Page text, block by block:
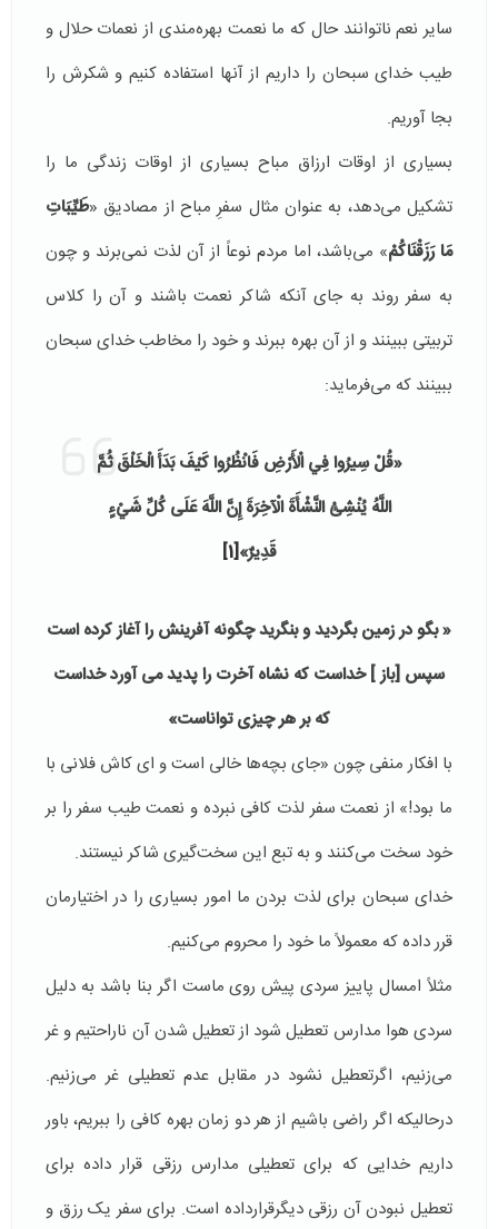
سایر نعم ناتوانند حال که ما نعمت بهره‌مندی از نعمات حلال و
طیب خدای سبحان را داریم از آنها استفاده کنیم و شکرش را
بجا آوریم.
بسیاری از اوقات ارزاق مباح بسیاری از اوقات زندگی ما را
تشکیل می‌دهد، به عنوان مثال سفرِ مباح از مصادیق «طَيِّبَاتِ
مَا رَزَقْنَاكُمْ» می‌باشد، اما مردم نوعاً از آن لذت نمی‌برند و چون
به سفر روند به جای آنکه شاکر نعمت باشند و آن را کلاس
تربیتی ببینند و از آن بهره ببرند و خود را مخاطب خدای سبحان
ببینند که می‌فرماید:
«قُلْ سِيرُوا فِي الْأَرْضِ فَانْظُرُوا كَيْفَ بَدَأَ الْخَلْقَ ثُمَّ
اللَّهُ يُنْشِئُ النَّشْأَةَ الْآخِرَةَ إِنَّ اللَّهَ عَلَى كُلِّ شَيْءٍ
قَدِيرٌ»
[1]
«بگو در زمين بگرديد و بنگريد چگونه آفرينش را آغاز كرده است‏
سپس [باز ] خداست كه نشاه آخرت را پديد مى ‏آورد خداست
كه بر هر چيزى تواناست»
با افکار منفی چون «جای بچه‌ها خالی است و ای کاش فلانی با
ما بود!» از نعمت سفر لذت کافی ‌نبرده و نعمت طیب سفر را بر
خود سخت می‌کنند و به تبع این سخت‌گیری شاکر نیستند.
خدای سبحان برای لذت بردن ما امور بسیاری را در اختیارمان
قرر داده که معمولاً ما خود را محروم می‌کنیم.
مثلاً امسال پاییز سردی پیش روی ماست اگر بنا باشد به دلیل
سردی هوا مدارس تعطیل شود از تعطیل شدن آن ناراحتیم و غر
می‌زنیم، اگرتعطیل نشود در مقابل عدم تعطیلی غر می‌زنیم.
درحالیکه اگر راضی باشیم از هر دو زمان بهره کافی را ‌ببریم، باور
داریم خدایی که برای تعطیلی مدارس رزقی قرار داده برای
تعطیل نبودن آن رزقی دیگرقرارداده است. برای سفر یک رزق و